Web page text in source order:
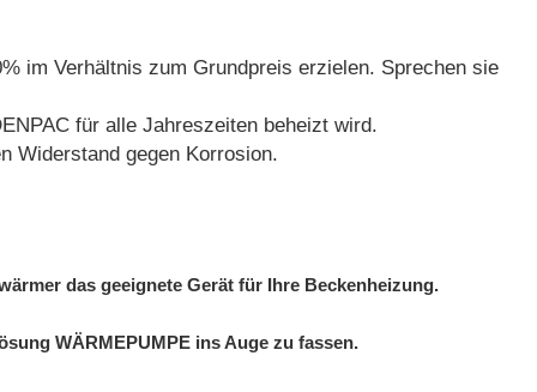
im Verhältnis zum Grundpreis erzielen. Sprechen sie
für alle Jahreszeiten beheizt wird.
Widerstand gegen Korrosion.
das geeignete Gerät für Ihre Beckenheizung.
WÄRMEPUMPE ins Auge zu fassen.